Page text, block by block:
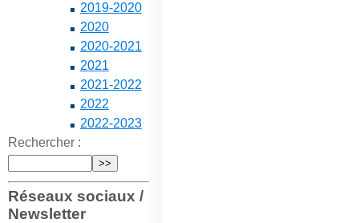
2019-2020
2020
2020-2021
2021
2021-2022
2022
2022-2023
Rechercher :
Réseaux sociaux /
Newsletter